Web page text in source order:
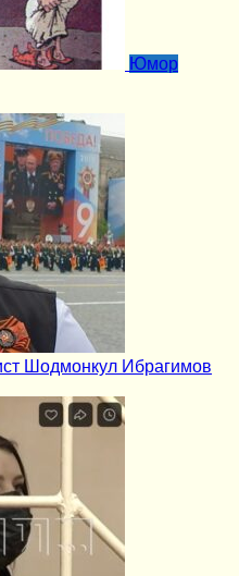
Юмор
Шодмонкул Ибрагимов